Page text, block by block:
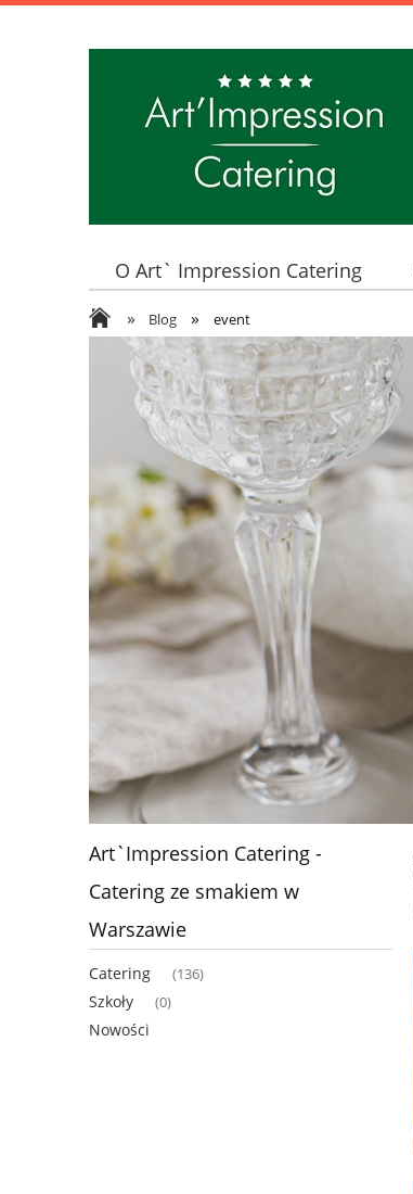
O Art` Impression Catering
» Blog » event
Art`Impression Catering -
Catering ze smakiem w
Warszawie
Catering (136)
Szkoły (0)
Nowości